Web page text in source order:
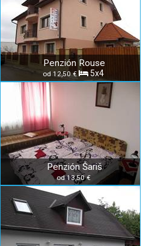
Penzión Rouse
od 12,50 € 5x4
Penzión Šariš
od 13,50 €